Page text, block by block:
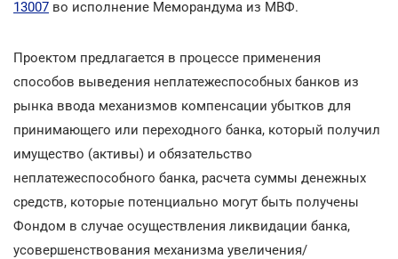
13007 во исполнение Меморандума из МВФ.
Проектом предлагается в процессе применения
способов выведения неплатежеспособных банков из
рынка ввода механизмов компенсации убытков для
принимающего или переходного банка, который получил
имущество (активы) и обязательство
неплатежеспособного банка, расчета суммы денежных
средств, которые потенциально могут быть получены
Фондом в случае осуществления ликвидации банка,
усовершенствования механизма увеличения/